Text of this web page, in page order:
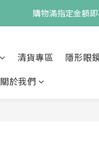
購物滿指定金額
清貨專區
隱形眼
關於我們